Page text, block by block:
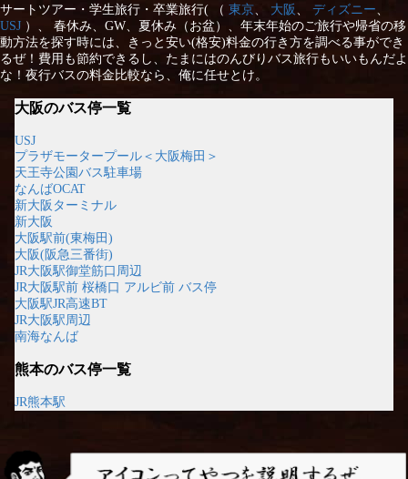
サートツアー・学生旅行・卒業旅行( （ 東京 大阪 ディズニー
USJ ）、 春休み、GW、夏休み（お盆）、年末年始のご旅行や帰省の移
動方法を探す時には、きっと安い(格安)料金の行き方を調べる事ができ
るぜ！費用も節約できるし、たまにはのんびりバス旅行もいいもんだよ
な！夜行バスの料金比較なら、俺に任せとけ。
大阪のバス停一覧
USJ
プラザモータープール＜大阪梅田＞
天王寺公園バス駐車場
なんばOCAT
新大阪ターミナル
新大阪
大阪駅前(東梅田)
大阪(阪急三番街)
JR大阪駅御堂筋口周辺
JR大阪駅前 桜橋口 アルビ前 バス停
大阪駅JR高速BT
JR大阪駅周辺
南海なんば
熊本のバス停一覧
JR熊本駅